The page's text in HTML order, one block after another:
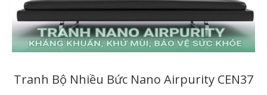
Tranh Bộ Nhiều Bức Nano Airpurity CEN37